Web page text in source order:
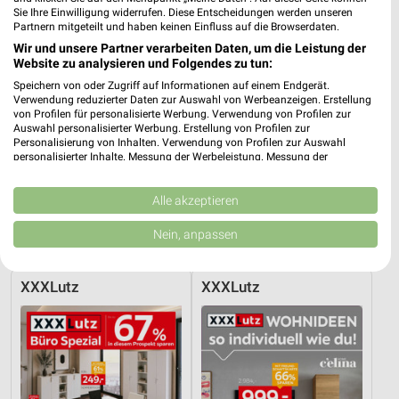
7 km
Gültig bis So. 09.08.
9,7 km
Wohnenpreishits
Gültig bis Fr. 14.08.
XXXLutz XXXLutz
Sie Ihre Einwilligung widerrufen. Diese Entscheidungen werden unseren
Partnern mitgeteilt und haben keinen Einfluss auf die Browserdaten.
Wir und unsere Partner verarbeiten Daten, um die Leistung der
Website zu analysieren und Folgendes zu tun:
Speichern von oder Zugriff auf Informationen auf einem Endgerät.
Verwendung reduzierter Daten zur Auswahl von Werbeanzeigen. Erstellung
von Profilen für personalisierte Werbung. Verwendung von Profilen zur
Auswahl personalisierter Werbung. Erstellung von Profilen zur
Personalisierung von Inhalten. Verwendung von Profilen zur Auswahl
personalisierter Inhalte. Messung der Werbeleistung. Messung der
Kombinationen von Daten aus verschiedenen Quellen. Entwicklung und
Verbesserung der Angebote. Verwendung reduzierter Daten zur Auswahl
von Inhalten.
Daten können außerhalb der Europäischen Union weitergegeben und in die
USA gesendet werden.
Website/App.
Wir nutzen Ihre Daten für folgende Zwecke:
IAB-Verarbeitungszwecke:
Speichern von oder Zugriff auf Informationen
auf einem Endgerät
Alle akzeptieren
Nein, anpassen